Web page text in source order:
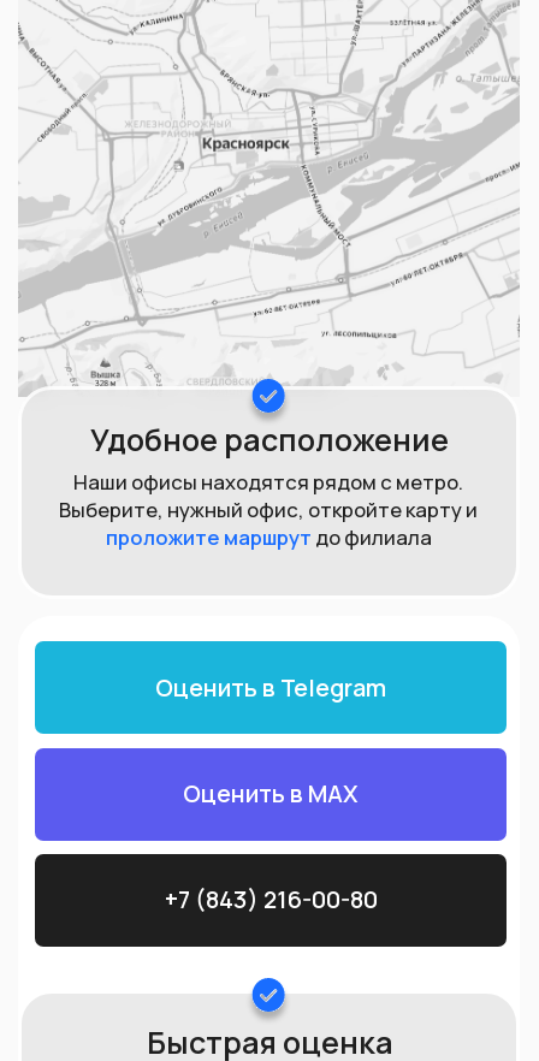
Как получитьмаксимальную
выплату за ювелирное
изделие?
Если ваши ювелирные изделия
ликвидные, в отличном состоянии и
выполнены в традиционном стиле, мы
можем купить их за стоимость,
значительно выше стоимости лома.
Посетите наш Офисили пришлите
фото Ваших изделий в любой из наших
мессенджеров и получите
предварительную оценку.
Обращаясь к нам, Вы получаете
безопасной сделки.
Мы покупаем как импортные, так и
В нашем центральном офисе есть
профессиональное оборудование для